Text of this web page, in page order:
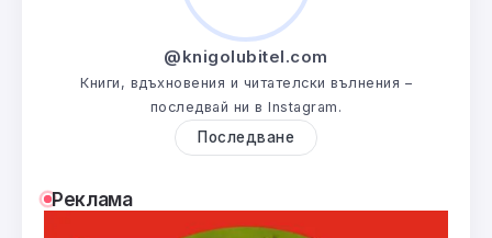
@knigolubitel.com
Книги, вдъхновения и читателски вълнения –
последвай ни в Instagram.
Последване
Реклама